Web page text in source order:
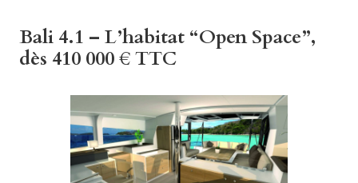
Bali 4.1 – L’habitat “Open Space”,
dès 410 000 € TTC